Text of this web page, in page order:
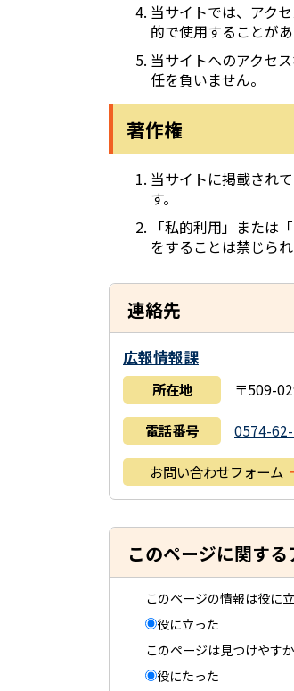
当サイトでは、アク
的で使用することが
当サイトへのアクセ
任を負いません。
著作権
当サイトに掲載され
す。
「私的利用」または
をすることは禁じられ
連絡先
広報情報課
所在地 〒509-
電話番号 0574-
お問い合わせフォーム
このページに関する
このページの情報は役に
役に立った
このページは見つけやす
役にたった